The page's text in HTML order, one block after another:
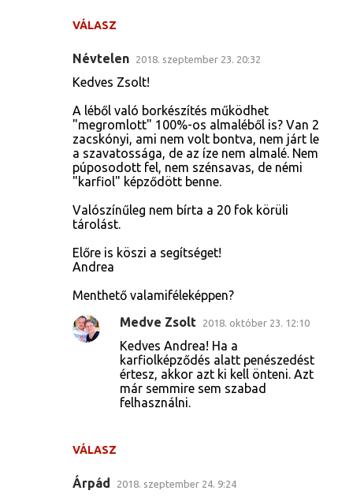
VÁLASZ
Névtelen 2018. szeptember 23. 20:32
Kedves Zsolt!
A léből való borkészítés működhet
"megromlott" 100%-os almaléből is? Van 2
zacskónyi, ami nem volt bontva, nem járt le
a szavatossága, de az íze nem almalé. Nem
púposodott fel, nem szénsavas, de némi
"karfiol" képződött benne.
Valószínűleg nem bírta a 20 fok körüli
tárolást.
Előre is köszi a segítséget!
Andrea
Menthető valamiféleképpen?
VÁLASZ
Medve Zsolt 2018. október 23. 12:10
Kedves Andrea! Ha a
karfiolképződés alatt penészedést
értesz, akkor azt ki kell önteni. Azt
már semmire sem szabad
felhasználni.
Árpád 2018. szeptember 24. 9:24